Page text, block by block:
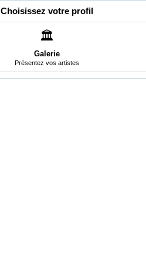
Choisissez votre profil
🏛️
Galerie
Présentez vos artistes